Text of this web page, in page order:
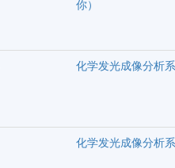
你）
化学发光成像分析
化学发光成像分析